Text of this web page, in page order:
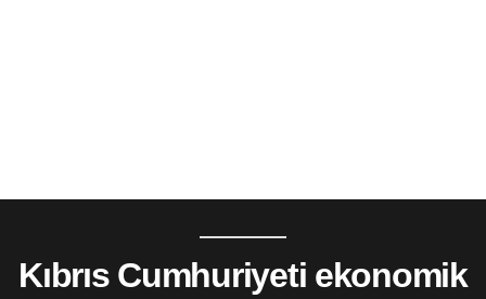
Kıbrıs Cumhuriyeti ekonomik